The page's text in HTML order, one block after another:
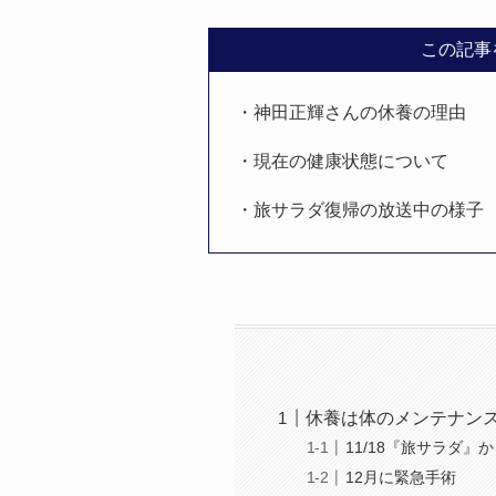
この記
・神田正輝さんの休養の理由
・現在の健康状態について
・旅サラダ復帰の放送中の様子
休養は体のメンテナン
11/18『旅サラダ』
12月に緊急手術